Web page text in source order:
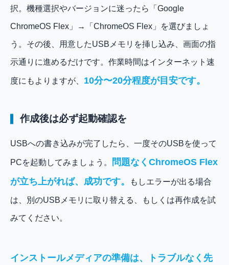
択。機種選択やバージョンに迷ったら「Google
ChromeOS Flex」→「ChromeOS Flex」を選びましょ
う。その後、用意したUSBメモリを挿し込み、画面の指
示通りに進めるだけです。作業時間はインターネット速
度にもよりますが、 10分〜20分程度が目安です。
作成後は必ず起動確認を
USBへの書き込みが完了したら、一度そのUSBを使って
PCを起動してみましょう。
問題なくChromeOS Flex
が立ち上がれば、成功です。
もしエラーが出る場合
は、別のUSBメモリに取り替える、もしくは再作成を試
みてください。
インストールメディアの準備は、トラブルなく先